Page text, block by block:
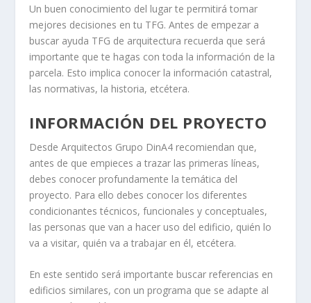
Un buen conocimiento del lugar te permitirá tomar
mejores decisiones en tu TFG. Antes de empezar a
buscar ayuda TFG de arquitectura recuerda que será
importante que te hagas con toda la información de la
parcela. Esto implica conocer la información catastral,
las normativas, la historia, etcétera.
INFORMACIÓN DEL PROYECTO
Desde Arquitectos Grupo DinA4 recomiendan que,
antes de que empieces a trazar las primeras líneas,
debes conocer profundamente la temática del
proyecto. Para ello debes conocer los diferentes
condicionantes técnicos, funcionales y conceptuales,
las personas que van a hacer uso del edificio, quién lo
va a visitar, quién va a trabajar en él, etcétera.
En este sentido será importante buscar referencias en
edificios similares, con un programa que se adapte al